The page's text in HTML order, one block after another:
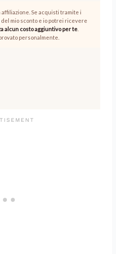
Se acquisti tramite i
mio sconto e io potrei ricevere
alcun costo aggiuntivo per te.
personalmente.